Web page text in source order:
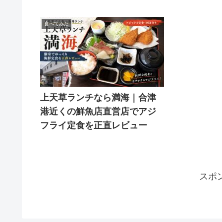
食べてみた
上天草ランチなら満海｜合津
港近くの鮮魚店直営店でアジ
フライ定食を正直レビュー
スポ